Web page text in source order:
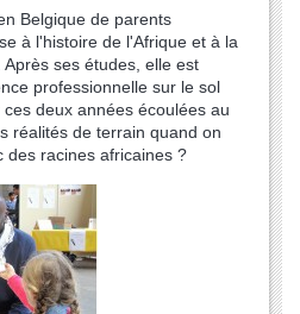
Belgique de parents
à l'histoire de l'Afrique et à la
ses études, elle est
professionnelle sur le sol
deux années écoulées au
réalités de terrain quand on
des racines africaines ?